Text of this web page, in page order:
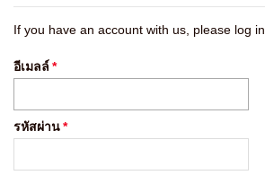
If you have an account with us, please log in.
*
อีเมลล์
*
รหัสผ่าน